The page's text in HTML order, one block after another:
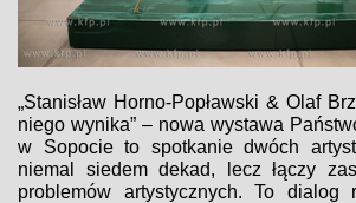
„Stanisław Horno-Popławski & Olaf
niego wynika” – nowa wystawa
w Sopocie to spotkanie dwóch
niemal siedem dekad, lecz łączy
problemów artystycznych. To dialog